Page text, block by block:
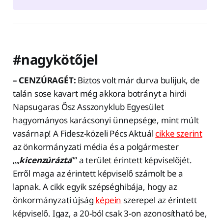
#nagykötőjel
– CENZÚRAGÉT: Biztos volt már durva bulijuk, de
talán sose kavart még akkora botrányt a hirdi
Napsugaras Ősz Asszonyklub Egyesület
hagyományos karácsonyi ünnepsége, mint múlt
vasárnap! A Fidesz-közeli Pécs Aktuál cikke szerint
az önkormányzati média és a polgármester
„„kicenzúrázta”” a terület érintett képviselőjét.
Erről maga az érintett képviselő számolt be a
lapnak. A cikk egyik szépséghibája, hogy az
önkormányzati újság képein szerepel az érintett
képviselő. Igaz, a 20-ból csak 3-on azonosítható be,